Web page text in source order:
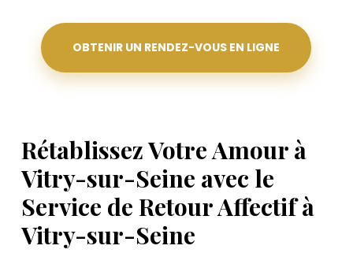
OBTENIR UN RENDEZ-VOUS EN LIGNE
Rétablissez Votre Amour à
Vitry-sur-Seine avec le
Service de Retour Affectif à
Vitry-sur-Seine